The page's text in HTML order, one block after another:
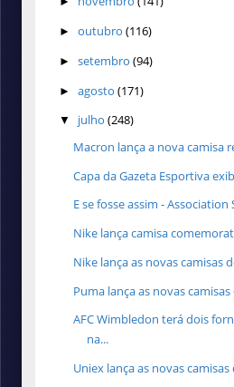
► outubro (116)
► setembro (94)
► agosto (171)
▼ julho (248)
Macron lança a nova camisa
Capa da Gazeta Esportiva
E se fosse assim -
Nike lança camisa
Nike lança as novas camisas
Puma lança as novas
AFC Wimbledon terá dois
na...
Uniex lança as novas